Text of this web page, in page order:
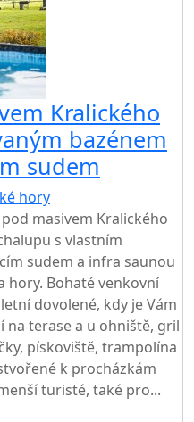
Kralického
bazénem
sudem
hory
masivem Kralického
s vlastním
sudem a infra saunou
hory. Bohaté venkovní
dovolené, kdy je Vám
na terase a u ohniště, gril
pískoviště, trampolína
k procházkám
turisté, také pro...